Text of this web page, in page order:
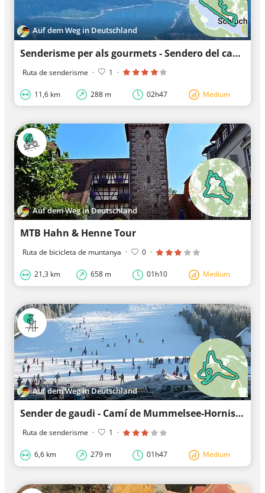
Auf dem Weg in Deutschland
Senderisme per als gourmets - Sendero del caçador
Ruta de senderisme · 1 ·
11,6 km 288 m 02h47 Medium
Auf dem Weg in Deutschland
MTB Hahn & Henne Tour
Ruta de bicicleta de muntanya · 0 ·
21,3 km 658 m 01h10 Medium
Auf dem Weg in Deutschland
Sender de gaudi - Camí de Mummelsee-Hornisgrinde
Ruta de senderisme · 1 ·
6,6 km 279 m 01h47 Medium